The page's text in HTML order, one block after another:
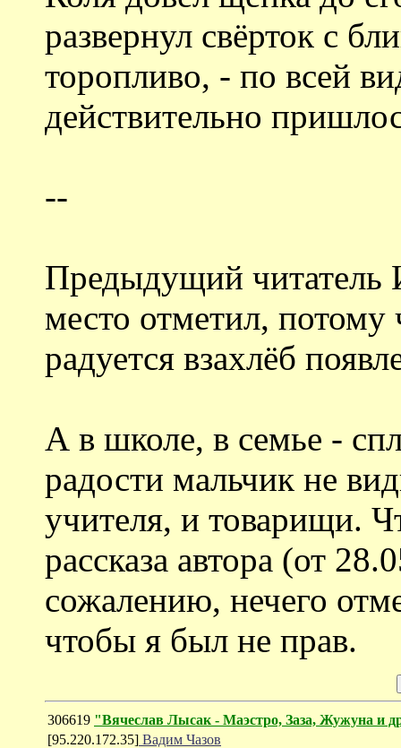
развернул свёрток с
торопливо, - по всей
действительно
--
Предыдущий читатель
место отметил,
радуется взахлёб
А в школе, в семье -
радости мальчик не
учителя, и товарищи.
рассказа автора (от
сожалению, нечего
чтобы я был не прав.
306619 "Вячеслав Лысак - Маэстро, Заза, Жужуна и
[95.220.172.35] Вадим Чазов